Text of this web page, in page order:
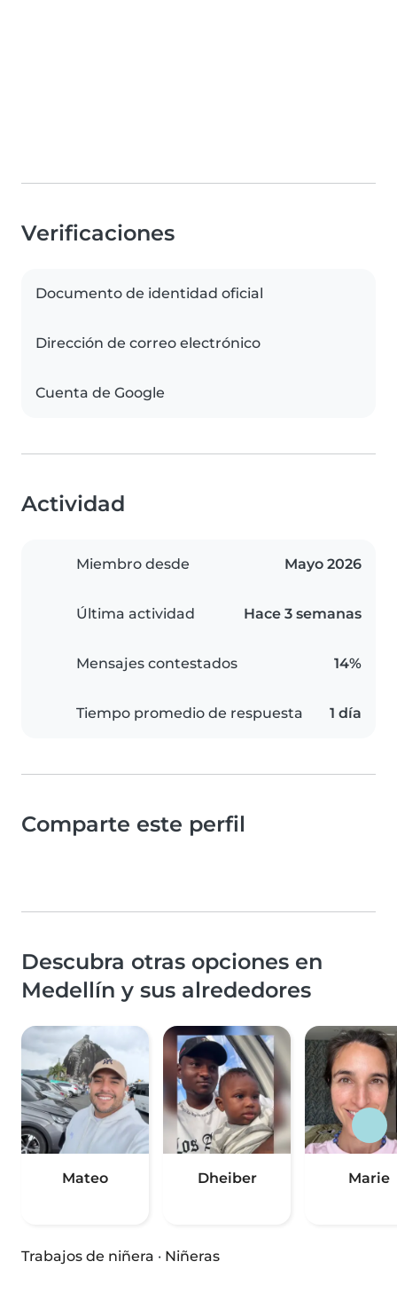
Verificaciones
Documento de identidad oficial
Dirección de correo electrónico
Cuenta de Google
Actividad
Miembro desde Mayo 2026
Última actividad Hace 3 semanas
Mensajes contestados 14%
Tiempo promedio de respuesta 1 día
Comparte este perfil
Descubra otras opciones en
Medellín y sus alrededores
Mateo Dheiber Marie
Trabajos de niñera · Niñeras